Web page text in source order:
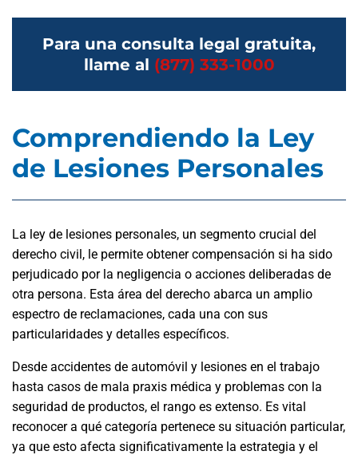
Para una consulta legal gratuita,
llame al (877) 333-1000
Comprendiendo la Ley
de Lesiones Personales
La ley de lesiones personales, un segmento crucial del
derecho civil, le permite obtener compensación si ha sido
perjudicado por la negligencia o acciones deliberadas de
otra persona. Esta área del derecho abarca un amplio
espectro de reclamaciones, cada una con sus
particularidades y detalles específicos.
Desde accidentes de automóvil y lesiones en el trabajo
hasta casos de mala praxis médica y problemas con la
seguridad de productos, el rango es extenso. Es vital
reconocer a qué categoría pertenece su situación particular,
ya que esto afecta significativamente la estrategia y el